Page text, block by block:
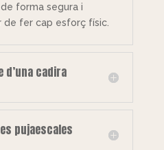
forma segura i
de fer cap esforç físic.
d’una cadira
pujaescales